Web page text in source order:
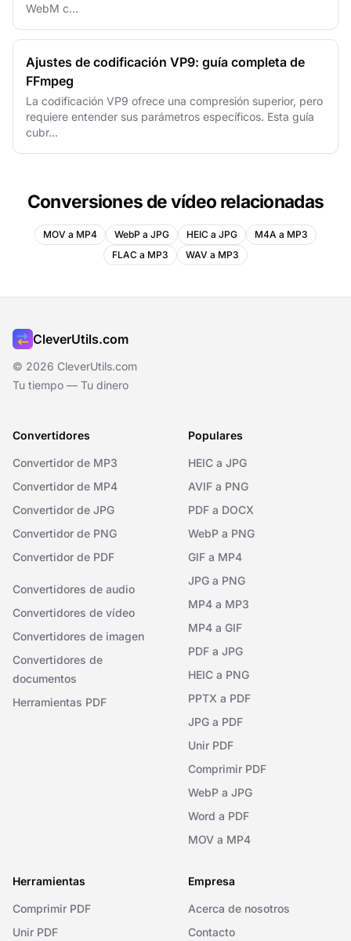
WebM c...
Ajustes de codificación VP9: guía completa de
FFmpeg
La codificación VP9 ofrece una compresión superior, pero
requiere entender sus parámetros específicos. Esta guía
cubr...
Conversiones de vídeo relacionadas
MOV a MP4 WebP a JPG HEIC a JPG
M4A a MP3
FLAC a MP3
WAV a MP3
CleverUtils.com
© 2026 CleverUtils.com
Tu tiempo — Tu dinero
Convertidores
Convertidor de MP3
Convertidor de MP4
Convertidor de JPG
Convertidor de PNG
Convertidor de PDF
Convertidores de audio
Convertidores de vídeo
Convertidores de imagen
Convertidores de
documentos
Herramientas PDF
Populares
HEIC a JPG
AVIF a PNG
PDF a DOCX
WebP a PNG
GIF a MP4
JPG a PNG
MP4 a MP3
MP4 a GIF
PDF a JPG
HEIC a PNG
PPTX a PDF
JPG a PDF
Unir PDF
Comprimir PDF
WebP a JPG
Word a PDF
MOV a MP4
Herramientas
Comprimir PDF
Unir PDF
Empresa
Acerca de nosotros
Contacto